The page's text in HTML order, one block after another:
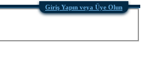
Giriş Yapın veya Üye Olun